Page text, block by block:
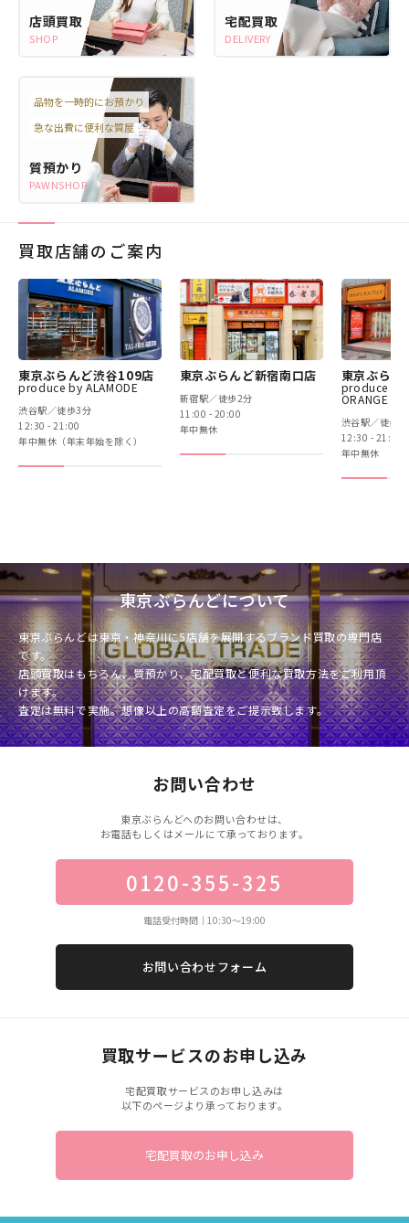
店頭買取
SHOP
宅配買取
DELIVERY
質預かり
PAWNSHOP
品物を一時的にお預かり
急な出費に便利な質屋
買取店舗のご案内
東京ぶらんど渋谷109店
produce by ALAMODE
渋谷駅／徒歩3分
12:30 - 21:00
年中無休（年末年始を除く）
東京ぶらんど新宿南口店
新宿駅／徒歩2分
11:00 - 20:00
年中無休
東京ぶらん
produce by
ORANGE
渋谷駅／徒歩3
12:30 - 21:00
年中無休
東京ぶらんどについて
東京ぶらんどは東京・神奈川に5店舗を展開するブランド買取の専門店
です。
店頭買取はもちろん、質預かり、宅配買取と便利な買取方法をご利用頂
けます。
査定は無料で実施。想像以上の高額査定をご提示致します。
お問い合わせ
東京ぶらんどへのお問い合わせは、
お電話もしくはメールにて承っております。
0120-355-325
電話受付時間｜10:30〜19:00
お問い合わせフォーム
買取サービスのお申し込み
宅配買取サービスのお申し込みは
以下のページより承っております。
宅配買取のお申し込み